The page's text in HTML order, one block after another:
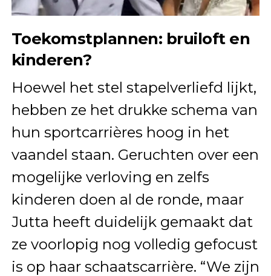
Toekomstplannen: bruiloft en
kinderen?
Hoewel het stel stapelverliefd lijkt,
hebben ze het drukke schema van
hun sportcarrières hoog in het
vaandel staan. Geruchten over een
mogelijke verloving en zelfs
kinderen doen al de ronde, maar
Jutta heeft duidelijk gemaakt dat
ze voorlopig nog volledig gefocust
is op haar schaatscarrière. “We zijn